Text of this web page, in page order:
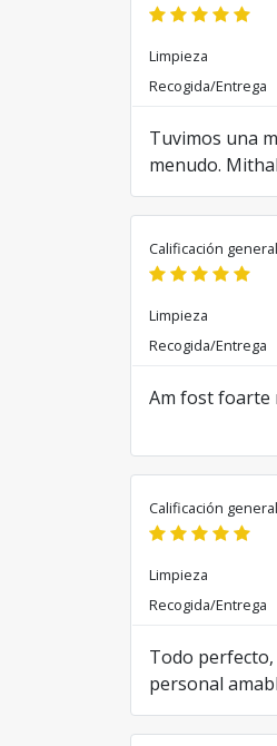
Limpieza
Recogida/Entrega
Tuvimos una
menudo.
aeropuerto.
Traducido de EN
Calificación
Limpieza
Recogida/Entrega
Am fost foarte
Calificación
Limpieza
Recogida/Entrega
Todo perfecto,
personal